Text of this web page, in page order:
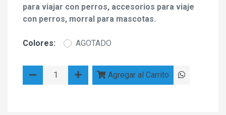
para viajar con perros, accesorios para viaje
con perros, morral para mascotas.
Colores: AGOTADO
Agregar al Carrito